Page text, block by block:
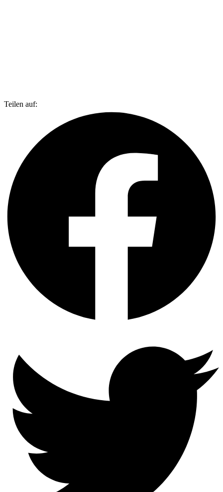
Teilen auf: